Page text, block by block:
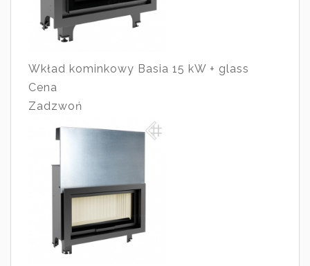
Wkład kominkowy Basia 15 kW + glass
Cena
Zadzwoń